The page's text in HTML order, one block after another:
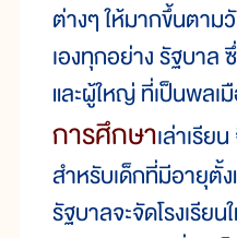
ต่างๆ ให้มากขึ้นตาม
เองทุกอย่าง รัฐบาล
และผู้ใหญ่ ที่เป็นพลเ
การศึกษาเล่าเรีย
สำหรับเด็กที่มีอายุตั้
รัฐบาลจะจัดโรงเรีย